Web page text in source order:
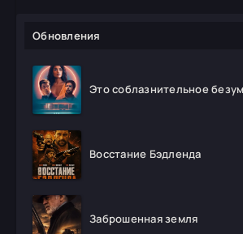
Обновления
Это соблазнительное
Восстание Бэдленда
Заброшенная земля